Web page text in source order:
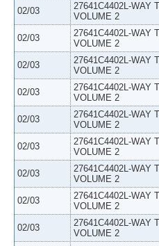
02/03
27641C4402L-WAY
VOLUME 2
02/03
27641C4402L-WAY
VOLUME 2
02/03
27641C4402L-WAY
VOLUME 2
02/03
27641C4402L-WAY
VOLUME 2
02/03
27641C4402L-WAY
VOLUME 2
02/03
27641C4402L-WAY
VOLUME 2
02/03
27641C4402L-WAY
VOLUME 2
02/03
27641C4402L-WAY
VOLUME 2
02/03
27641C4402L-WAY
VOLUME 2